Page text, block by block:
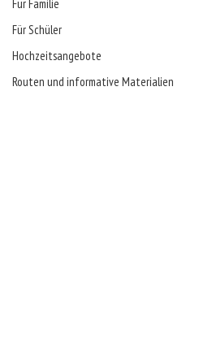
Für Familie
Für Schüler
Hochzeitsangebote
Routen und informative Materialien